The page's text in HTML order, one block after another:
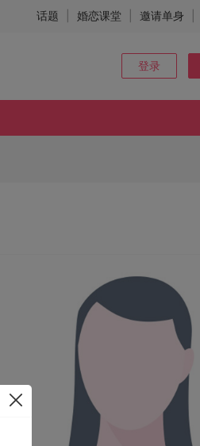
话题 婚恋课堂 邀请单身
登录